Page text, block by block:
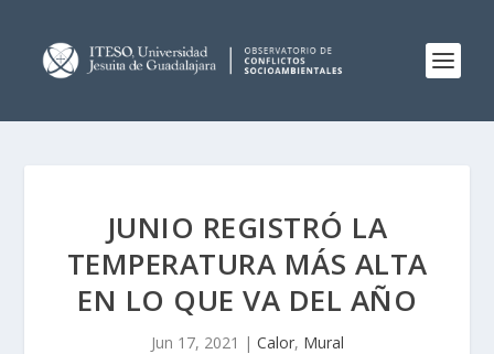
JUNIO REGISTRÓ LA
TEMPERATURA MÁS ALTA
EN LO QUE VA DEL AÑO
Jun 17, 2021 | Calor, Mural